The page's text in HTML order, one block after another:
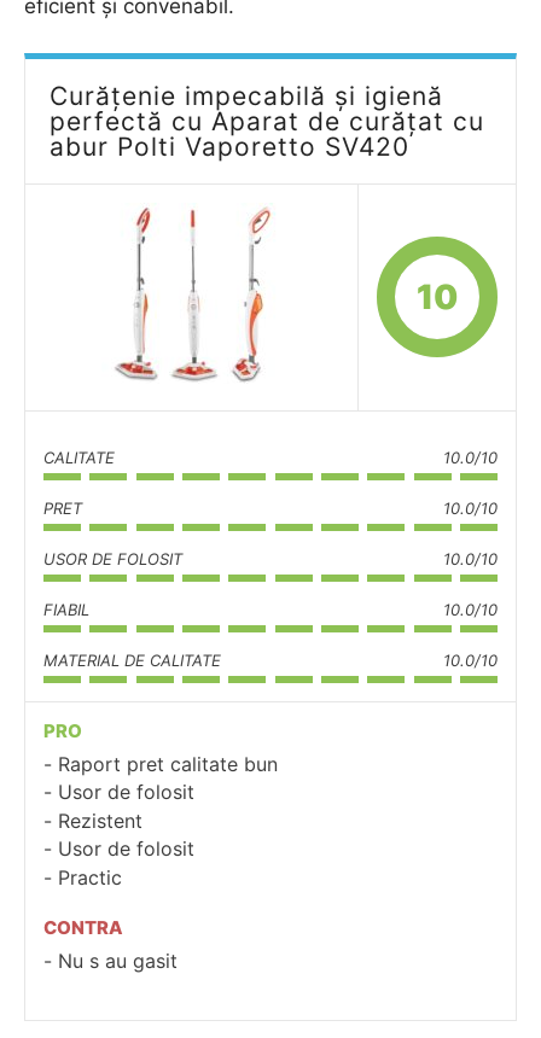
eficient și convenabil.
Curățenie impecabilă și igienă
perfectă cu Aparat de curățat cu
abur Polti Vaporetto SV420
10
CALITATE 10.0/10
PRET 10.0/10
USOR DE FOLOSIT 10.0/10
FIABIL 10.0/10
MATERIAL DE CALITATE 10.0/10
PRO
Raport pret calitate bun
Usor de folosit
Rezistent
Usor de folosit
Practic
CONTRA
Nu s au gasit